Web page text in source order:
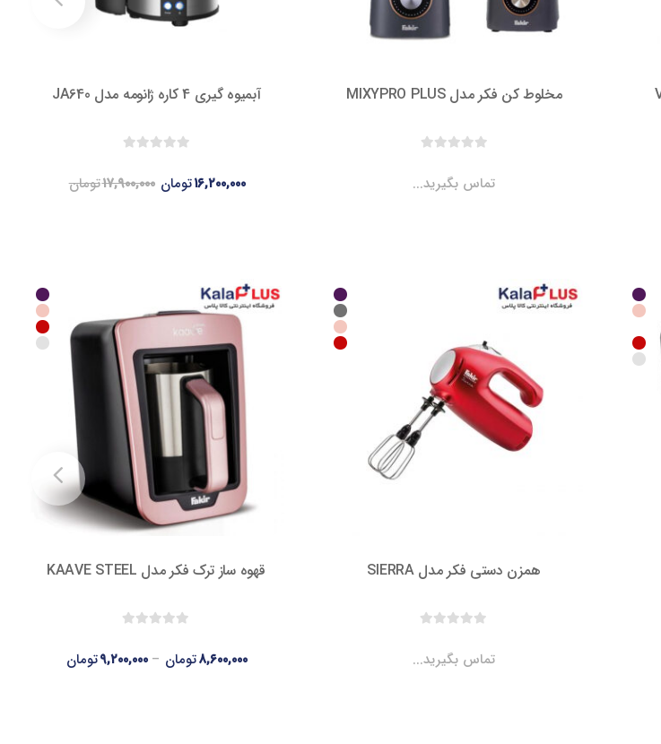
مخلوط کن فکر مدل MIXYPRO PLUS
تماس بگیرید...
آبمیوه گیری 4 کاره ژانومه مدل JA640
تومان۱۷,۹۰۰,۰۰۰ تومان۱۶,۲۰۰,۰۰۰
همزن دستی فکر مدل SIERRA
تماس بگیرید...
قهوه ساز ترک فکر مدل KAAVE STEEL
تومان۹,۲۰۰,۰۰۰ – تومان۸,۶۰۰,۰۰۰